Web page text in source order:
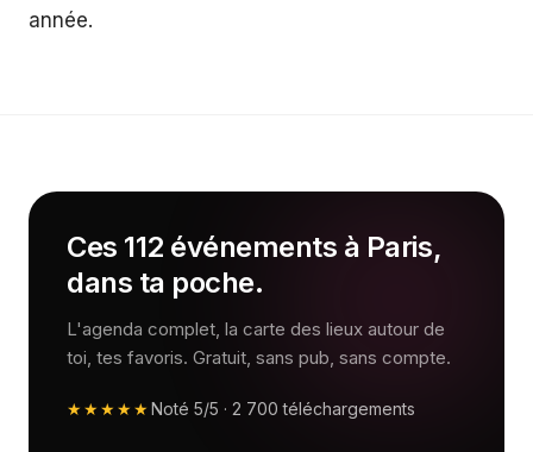
année.
Ces 112 événements à Paris,
dans ta poche.
L'agenda complet, la carte des lieux autour de
toi, tes favoris. Gratuit, sans pub, sans compte.
★★★★★Noté 5/5 · 2 700 téléchargements